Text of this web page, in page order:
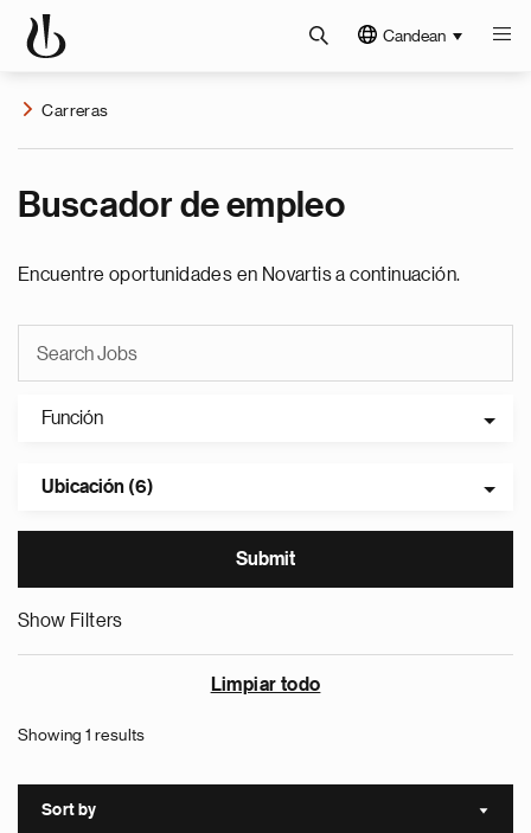
Candean
Carreras
Buscador de empleo
Encuentre oportunidades en Novartis a continuación.
Función
Ubicación (6)
Show Filters
Limpiar todo
Showing 1 results
Sort by Sort